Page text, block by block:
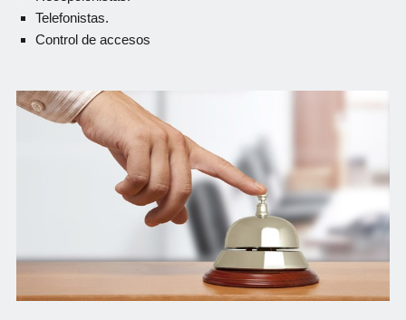
Telefonistas.
Control de accesos